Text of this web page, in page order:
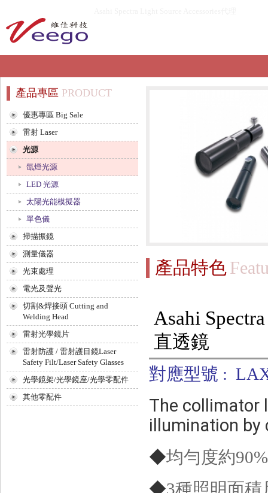
產品特色
Asahi
直透鏡
對應型號 :
The collimator
illumination by
◆均勻度約90%
◆3種照明面
產品專區 PRODUCT
優惠專區 Big Sale
雷射 Laser
光源
氙燈光源
LED 光源
太陽光能模擬器
單色儀
掃描振鏡
測量儀器
光束處理
電光及聲光
切割&焊接頭 Cutting and
Welding Head
雷射光學鏡片
雷射防護 / 雷射護目鏡Laser
Safety Filt/Laser Safety Glasses
光學鏡架/光學鏡座/光學零配件
其他零配件